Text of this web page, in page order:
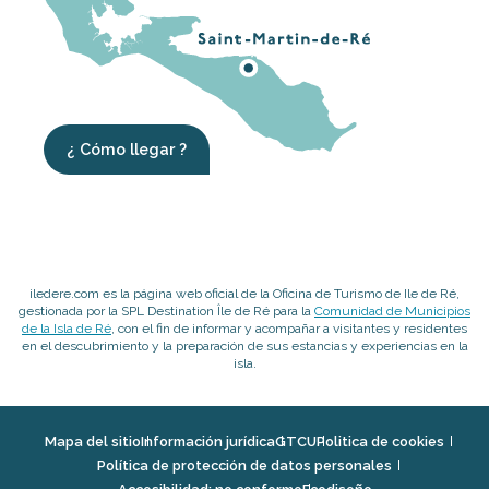
¿ Cómo llegar ?
iledere.com es la página web oficial de la Oficina de Turismo de Ile de Ré,
gestionada por la SPL Destination Île de Ré para la Comunidad de Municipios
de la Isla de Ré, con el fin de informar y acompañar a visitantes y residentes
en el descubrimiento y la preparación de sus estancias y experiencias en la
isla.
Mapa del sitioInformación jurídicaGTCUPolitica de cookies
Política de protección de datos personales